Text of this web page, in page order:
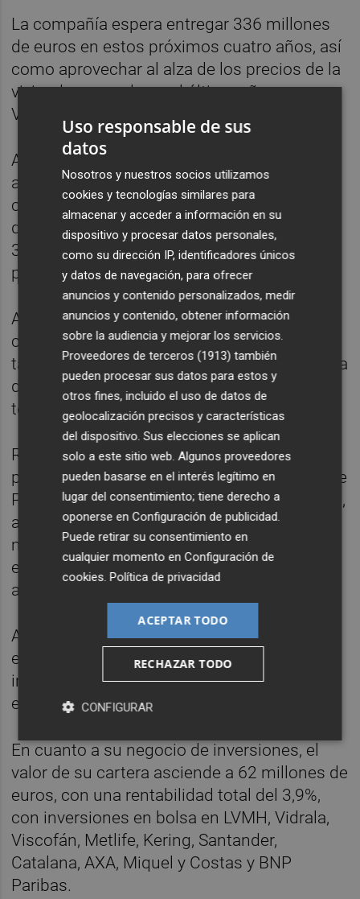
La compañía espera entregar 336 millones
de euros en estos próximos cuatro años, así
como aprovechar al alza de los precios de la
vivienda, que solo en el último año en
Valencia subieron un 20,3%.
Actualmente, cuenta con 446 unidades
activas, de las que 239 están en
comercialización y otras 206 en fase de
diseño. La cartera de ventas se compone de
36 millones de euros y de 28,8 millones
pendiente de venta.
Asimismo, entre las principales palancas de
crecimiento para su actividad inmobiliaria
también figura la creación de una nueva línea
de negocio de comercialización para
terceros.
Respecto a su negocio turístico,
principalmente los apartamentos Sea You de
Port Saplaya y el Hotel Sea You en La Marina,
ambos en Valencia, prevé invertir 1,7
millones de euros en la mejora de la
eficiencia energética en el primero de esos
activos.
Además, incorporará nuevos
establecimiento bajo gestión, tras haber
ingresado 3,2 millones de euros en 2024 en
esta rama de negocio.
En cuanto a su negocio de inversiones, el
valor de su cartera asciende a 62 millones de
euros, con una rentabilidad total del 3,9%,
con inversiones en bolsa en LVMH, Vidrala,
Viscofán, Metlife, Kering, Santander,
Catalana, AXA, Miquel y Costas y BNP
Paribas.
Uso responsable de sus
datos
Nosotros y nuestros socios utilizamos
cookies y tecnologías similares para
almacenar y acceder a información en su
dispositivo y procesar datos personales,
como su dirección IP, identificadores únicos
y datos de navegación, para ofrecer
anuncios y contenido personalizados, medir
anuncios y contenido, obtener información
sobre la audiencia y mejorar los servicios.
Proveedores de terceros (1913) también
pueden procesar sus datos para estos y
otros fines, incluido el uso de datos de
geolocalización precisos y características
del dispositivo. Sus elecciones se aplican
solo a este sitio web. Algunos proveedores
pueden basarse en el interés legítimo en
lugar del consentimiento; tiene derecho a
oponerse enConfiguración de publicidad.
Puede retirar su consentimiento en
cualquier momento enConfiguración de
cookies.Política de privacidad
ACEPTAR TODO
RECHAZAR TODO
CONFIGURAR